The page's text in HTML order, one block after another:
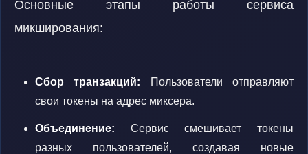
Основные этапы работы сервиса
микширования:
Сбор транзакций: Пользователи отправляют
свои токены на адрес миксера.
Объединение: Сервис смешивает токены
разных пользователей, создавая новые